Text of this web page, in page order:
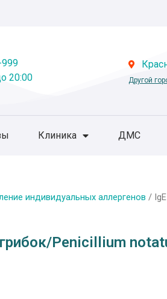
20:00
Другой
Клиника ДМС
индивидуальных аллергенов /
Penicillium